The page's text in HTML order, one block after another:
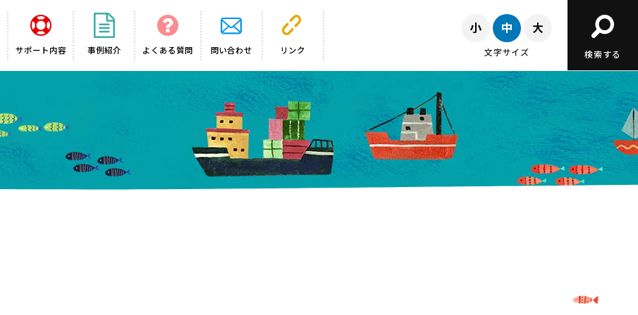
サポート内容 事例紹介 よくある質問 問い合わせ リンク 文字サイズ 検索する